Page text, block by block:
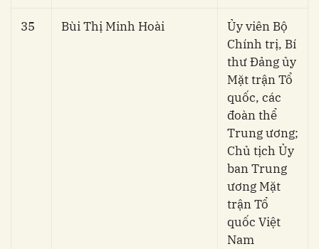
35 Bùi Thị Minh Hoài
Ủy viên Bộ
Chính trị, Bí
thư Đảng ủy
Mặt trận Tổ
quốc, các
đoàn thể
Trung ương;
Chủ tịch Ủy
ban Trung
ương Mặt
trận Tổ
quốc Việt
Nam